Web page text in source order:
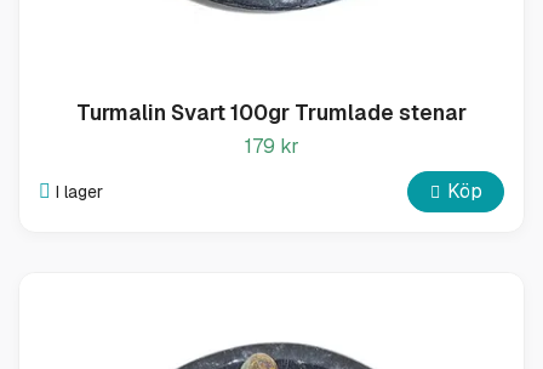
Turmalin Svart 100gr Trumlade stenar
179 kr
I lager Köp